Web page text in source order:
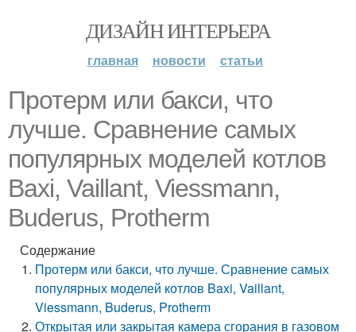
ДИЗАЙН ИНТЕРЬЕРА
главная новости статьи
Протерм или бакси, что
лучше. Сравнение самых
популярных моделей котлов
Baxi, Vaillant, Viessmann,
Buderus, Protherm
Содержание
Протерм или бакси, что лучше. Сравнение самых
популярных моделей котлов Baxi, Vaillant,
Viessmann, Buderus, Protherm
Открытая или закрытая камера сгорания в газовом